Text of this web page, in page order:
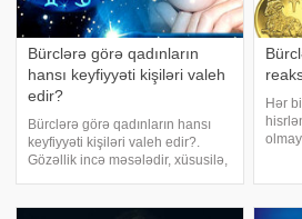
Bürclərə görə qadınların
hansı keyfiyyəti kişiləri valeh
edir?
Bürclərə görə qadınların hansı
keyfiyyəti kişiləri valeh edir?.
Gözəllik incə məsələdir, xüsusilə,
Hər